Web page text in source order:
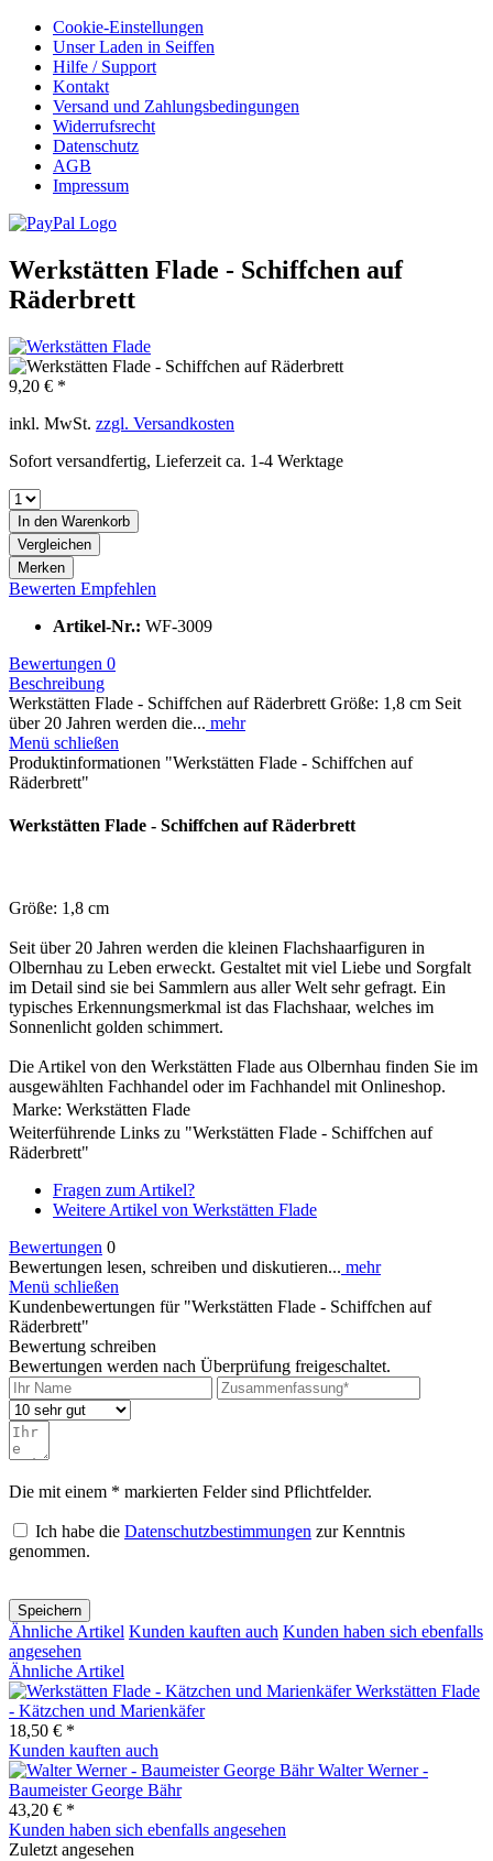
Cookie-Einstellungen
Unser Laden in Seiffen
Hilfe / Support
Kontakt
Versand und Zahlungsbedingungen
Widerrufsrecht
Datenschutz
AGB
Impressum
Werkstätten Flade - Schiffchen auf
Räderbrett
9,20 € *
inkl. MwSt. zzgl. Versandkosten
Sofort versandfertig, Lieferzeit ca. 1-4 Werktage
In den Warenkorb
Vergleichen
Merken
Bewerten Empfehlen
Artikel-Nr.: WF-3009
Bewertungen 0
Beschreibung
Werkstätten Flade - Schiffchen auf Räderbrett Größe: 1,8 cm Seit
über 20 Jahren werden die... mehr
Menü schließen
Produktinformationen "Werkstätten Flade - Schiffchen auf
Räderbrett"
Werkstätten Flade - Schiffchen auf Räderbrett
Größe: 1,8 cm
Seit über 20 Jahren werden die kleinen Flachshaarfiguren in
Olbernhau zu Leben erweckt. Gestaltet mit viel Liebe und Sorgfalt
im Detail sind sie bei Sammlern aus aller Welt sehr gefragt. Ein
typisches Erkennungsmerkmal ist das Flachshaar, welches im
Sonnenlicht golden schimmert.
Die Artikel von den Werkstätten Flade aus Olbernhau finden Sie im
ausgewählten Fachhandel oder im Fachhandel mit Onlineshop.
Marke: Werkstätten Flade
Weiterführende Links zu "Werkstätten Flade - Schiffchen auf
Räderbrett"
Fragen zum Artikel?
Weitere Artikel von Werkstätten Flade
Bewertungen 0
Bewertungen lesen, schreiben und diskutieren... mehr
Menü schließen
Kundenbewertungen für "Werkstätten Flade - Schiffchen auf
Räderbrett"
Bewertung schreiben
Bewertungen werden nach Überprüfung freigeschaltet.
Die mit einem * markierten Felder sind Pflichtfelder.
Ich habe die Datenschutzbestimmungen zur Kenntnis
genommen.
Speichern
Ähnliche Artikel Kunden kauften auch Kunden haben sich ebenfalls
angesehen
Ähnliche Artikel
Werkstätten Flade
- Kätzchen und Marienkäfer
18,50 € *
Kunden kauften auch
Walter Werner -
Baumeister George Bähr
43,20 € *
Kunden haben sich ebenfalls angesehen
Zuletzt angesehen